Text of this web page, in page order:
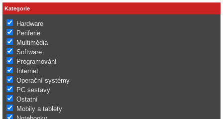
Kategorie
Hardware
Periferie
Multimédia
Software
Programování
Internet
Operační systémy
PC sestavy
Ostatní
Mobily a tablety